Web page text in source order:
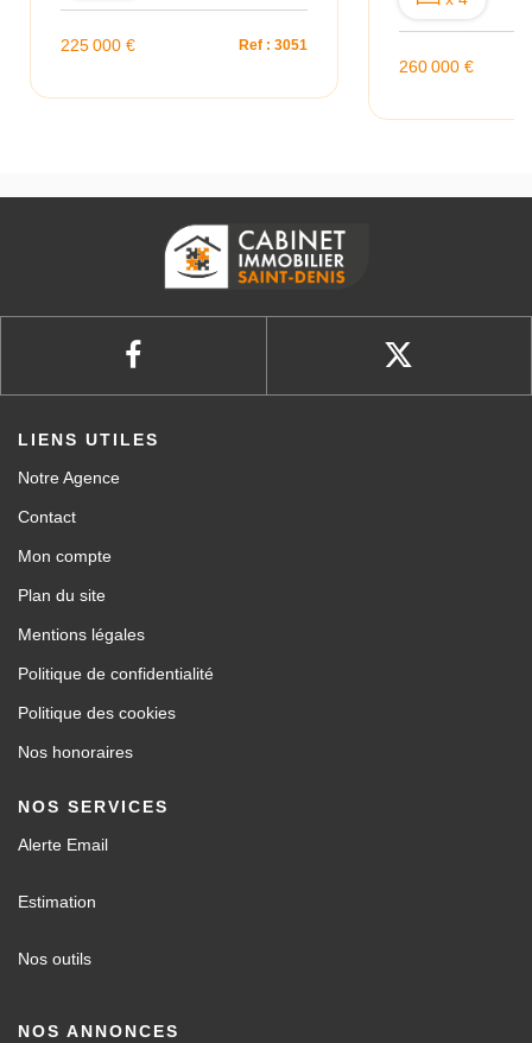
225 000 € Ref : 3051
260 000 €
LIENS UTILES
Notre Agence
Contact
Mon compte
Plan du site
Mentions légales
Politique de confidentialité
Politique des cookies
Nos honoraires
NOS SERVICES
Alerte Email
Estimation
Nos outils
NOS ANNONCES